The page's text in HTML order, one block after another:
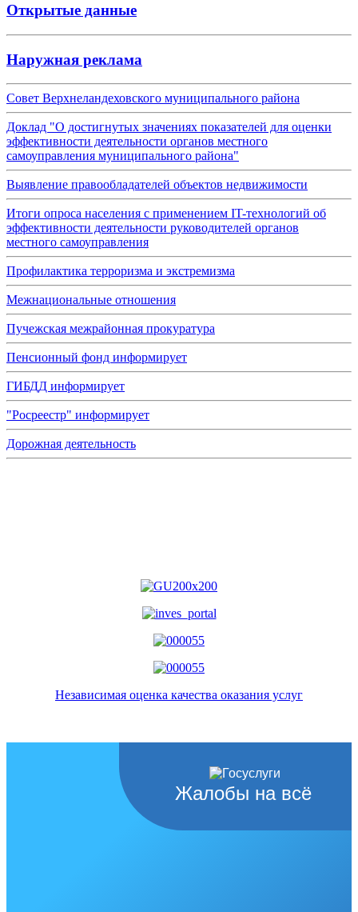
Открытые данные
Наружная реклама
Совет Верхнеландеховского муниципального района
Доклад "О достигнутых значениях показателей для оценки
эффективности деятельности органов местного
самоуправления муниципального района"
Выявление правообладателей объектов недвижимости
Итоги опроса населения с применением IT-технологий об
эффективности деятельности руководителей органов
местного самоуправления
Профилактика терроризма и экстремизма
Межнациональные отношения
Пучежская межрайонная прокуратура
Пенсионный фонд информирует
ГИБДД информирует
"Росреестр" информирует
Дорожная деятельность
Независимая оценка качества оказания услуг
Жалобы на всё